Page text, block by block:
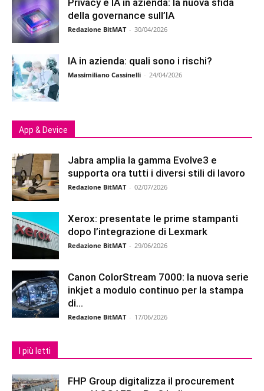
della governance sull’IA
Redazione BitMAT - 30/04/2026
IA in azienda: quali sono i rischi?
Massimiliano Cassinelli - 24/04/2026
App & Device
Jabra amplia la gamma Evolve3 e
supporta ora tutti i diversi stili di lavoro
Redazione BitMAT - 02/07/2026
Xerox: presentate le prime stampanti
dopo l’integrazione di Lexmark
Redazione BitMAT - 29/06/2026
Canon ColorStream 7000: la nuova serie
inkjet a modulo continuo per la stampa
di...
Redazione BitMAT - 17/06/2026
I più letti
FHP Group digitalizza il procurement